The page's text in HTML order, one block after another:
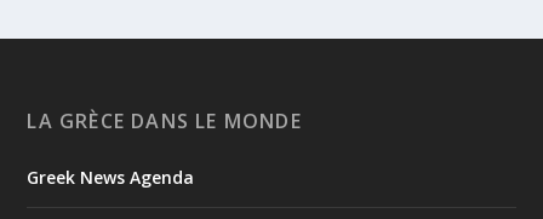
350 millions d’euros pour renforcer la sécurité,
l’Intelligence artificielle a présenté les principaux axes de
la Grèce, une initiative de 350 millions d’euros destinée à
LA GRÈCE DANS LE MONDE
Greek News Agenda